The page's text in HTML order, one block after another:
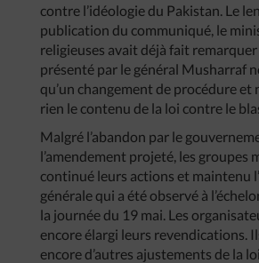
contre l’idéologie du Pakistan. Le
publication du communiqué, le
religieuses avait déjà fait
présenté par le général Musharraf
qu’un changement de procédure et
rien le contenu de la loi contre le
Malgré l’abandon par le
l’amendement projeté, les groupes
continué leurs actions et maintenu
générale qui a été observé à
la journée du 19 mai. Les
encore élargi leurs revendications.
encore d’autres ajustements de la